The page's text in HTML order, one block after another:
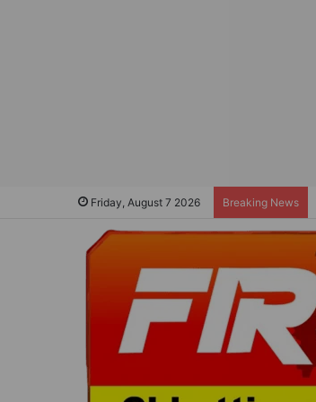
Friday, August 7 2026 Breaking News